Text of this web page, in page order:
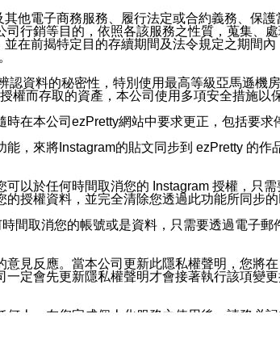
他電子商務服務、履行法定或合約義務、保
行銷等目的，依照各該服務之性質，蒐集、處
在前揭特定目的存續期間及法令規定之期間
資料的秘密性，特別使用最高等級亞馬遜機
權而存取的資產，本公司使用多項安全措施以
在本公司ezPretty網站中要求更正，包括要求
，來將Instagram的貼文同步到 ezPretty 的
以於任何時間取消您的 Instagram 授權，只
授權資料，並完全清除您透過此功能所同步的
間取消您的帳號或是資料，只需要透過電子郵
見反應。當本公司更新此隱私權聲明，您將
定會先更新隱私權聲明才會接著執行該項變
人。在您完成個人化服務之使用後，請務必